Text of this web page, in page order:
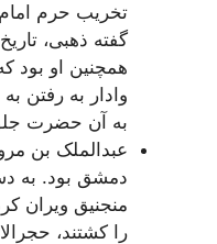
تخریب حرم
گفته ذهبی،
همچنین او بود
وادار به رفتن
به آن حضرت
عبدالملک بن
دمشق بود. به
منجنیق ویران
را کشتند،